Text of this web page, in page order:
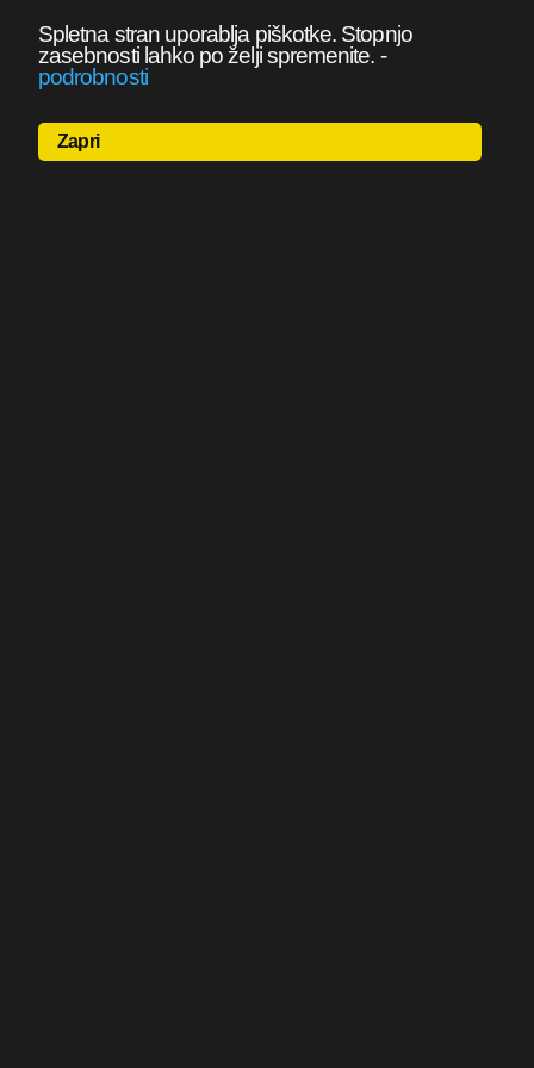
Spletna stran uporablja piškotke. Stopnjo
zasebnosti lahko po želji spremenite. -
podrobnosti
Zapri